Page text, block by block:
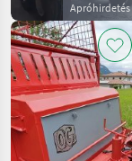
Apróhirdetés